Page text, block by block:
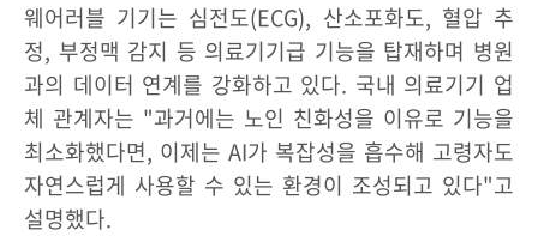
웨어러블 기기는 심전도(ECG), 산소포화도, 혈압 추
정, 부정맥 감지 등 의료기기급 기능을 탑재하며 병원
과의 데이터 연계를 강화하고 있다. 국내 의료기기 업
체 관계자는 "과거에는 노인 친화성을 이유로 기능을
최소화했다면, 이제는 AI가 복잡성을 흡수해 고령자도
자연스럽게 사용할 수 있는 환경이 조성되고 있다"고
설명했다.